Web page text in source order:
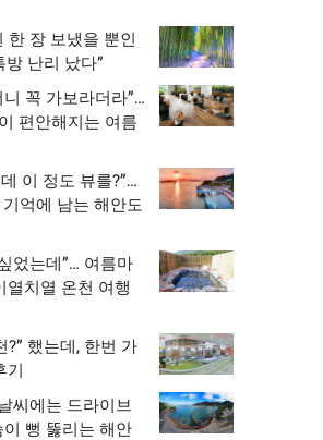
한 장 보냈을 뿐인
난리 났다”
꼭 가보라더라”…
편안해지는 여름
이 정도 뷰를?”…
억에 남는 해안도
었는데”… 여름마
열치열 온천 여행
?” 했는데, 한번 가
기
씨에는 드라이브
뻥 뚫리는 해안